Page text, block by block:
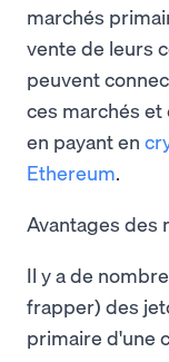
marchés
vente de leurs
peuvent
ces marchés
en payant en
Ethereum.
Avantages des
Il y a de
frapper) des
primaire d'une